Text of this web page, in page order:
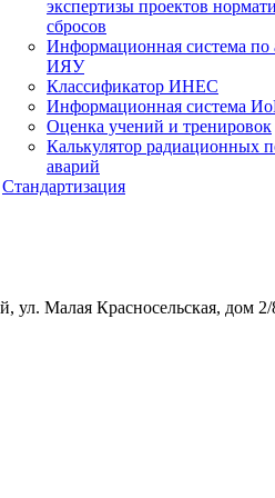
экспертизы проектов
сбросов
Информационная система по
ИЯУ
Классификатор ИНЕС
Информационная система
Оценка учений и тренировок
Калькулятор радиационных
аварий
Стандартизация
ул. Малая Красносельская, дом 2/